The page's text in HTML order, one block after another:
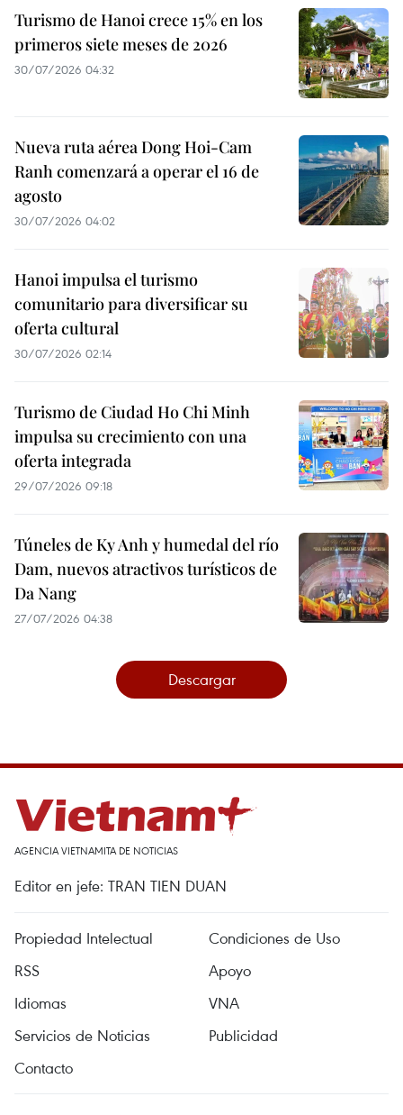
Turismo de Hanoi crece 15% en los
primeros siete meses de 2026
30/07/2026 04:32
Nueva ruta aérea Dong Hoi-Cam
Ranh comenzará a operar el 16 de
agosto
30/07/2026 04:02
Hanoi impulsa el turismo
comunitario para diversificar su
oferta cultural
30/07/2026 02:14
Turismo de Ciudad Ho Chi Minh
impulsa su crecimiento con una
oferta integrada
29/07/2026 09:18
Túneles de Ky Anh y humedal del río
Dam, nuevos atractivos turísticos de
Da Nang
27/07/2026 04:38
Descargar
AGENCIA VIETNAMITA DE NOTICIAS
Editor en jefe: TRAN TIEN DUAN
Propiedad Intelectual
Condiciones de Uso
RSS
Apoyo
Idiomas
VNA
Servicios de Noticias
Publicidad
Contacto